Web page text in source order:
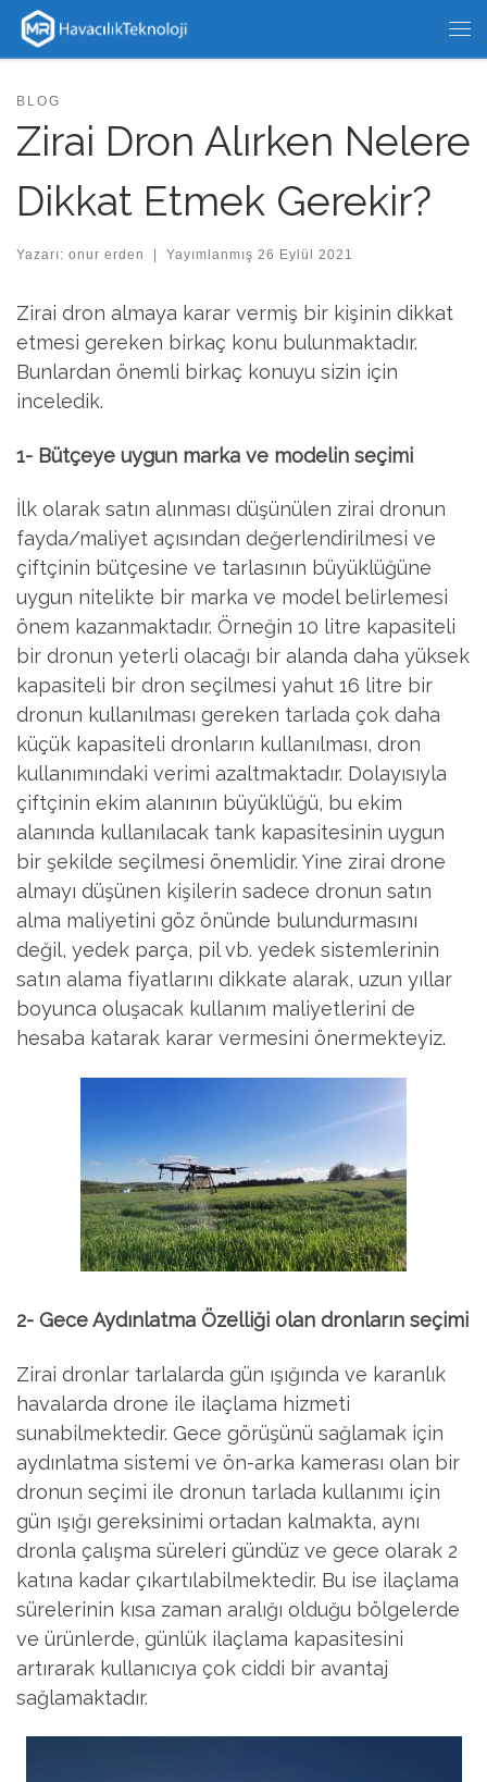
Skip to content
BLOG
Zirai Dron Alırken Nelere
Dikkat Etmek Gerekir?
Yazarı: onur erden Yayımlanmış 26 Eylül 2021
Zirai dron almaya karar vermiş bir kişinin dikkat
etmesi gereken birkaç konu bulunmaktadır.
Bunlardan önemli birkaç konuyu sizin için
inceledik.
1- Bütçeye uygun marka ve modelin seçimi
İlk olarak satın alınması düşünülen zirai dronun
fayda/maliyet açısından değerlendirilmesi ve
çiftçinin bütçesine ve tarlasının büyüklüğüne
uygun nitelikte bir marka ve model belirlemesi
önem kazanmaktadır. Örneğin 10 litre kapasiteli
bir dronun yeterli olacağı bir alanda daha yüksek
kapasiteli bir dron seçilmesi yahut 16 litre bir
dronun kullanılması gereken tarlada çok daha
küçük kapasiteli dronların kullanılması, dron
kullanımındaki verimi azaltmaktadır. Dolayısıyla
çiftçinin ekim alanının büyüklüğü, bu ekim
alanında kullanılacak tank kapasitesinin uygun
bir şekilde seçilmesi önemlidir. Yine zirai drone
almayı düşünen kişilerin sadece dronun satın
alma maliyetini göz önünde bulundurmasını
değil, yedek parça, pil vb. yedek sistemlerinin
satın alama fiyatlarını dikkate alarak, uzun yıllar
boyunca oluşacak kullanım maliyetlerini de
hesaba katarak karar vermesini önermekteyiz.
2- Gece Aydınlatma Özelliği olan dronların seçimi
Zirai dronlar tarlalarda gün ışığında ve karanlık
havalarda drone ile ilaçlama hizmeti
sunabilmektedir. Gece görüşünü sağlamak için
aydınlatma sistemi ve ön-arka kamerası olan bir
dronun seçimi ile dronun tarlada kullanımı için
gün ışığı gereksinimi ortadan kalmakta, aynı
dronla çalışma süreleri gündüz ve gece olarak 2
katına kadar çıkartılabilmektedir. Bu ise ilaçlama
sürelerinin kısa zaman aralığı olduğu bölgelerde
ve ürünlerde, günlük ilaçlama kapasitesini
artırarak kullanıcıya çok ciddi bir avantaj
sağlamaktadır.